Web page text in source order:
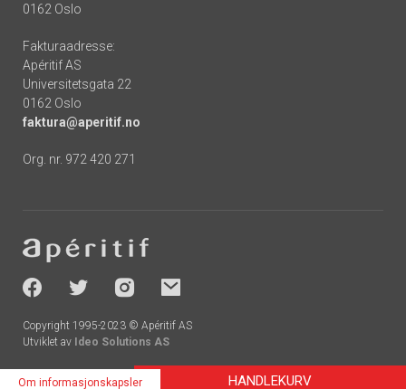
0162 Oslo
Fakturaadresse:
Apéritif AS
Universitetsgata 22
0162 Oslo
faktura@aperitif.no
Org. nr. 972 420 271
-
socials
Copyright 1995-2023 © Apéritif AS
Utviklet av Ideo Solutions AS
HANDLEKURV
Om informasjonskapsler